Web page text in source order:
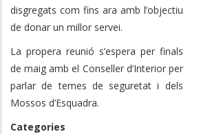
disgregats com fins ara amb l’objectiu
de donar un millor servei.
La propera reunió s’espera per finals
de maig amb el Conseller d’Interior per
parlar de temes de seguretat i dels
Mossos d’Esquadra.
Categories